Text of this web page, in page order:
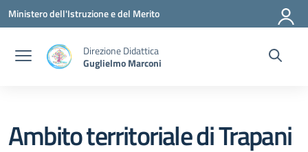
Vai ai contenuti
Vai al menu di navigazione
Vai al footer
Ministero dell'Istruzione e del Merito
Direzione Didattica
Guglielmo Marconi
Ambito territoriale di Trapani